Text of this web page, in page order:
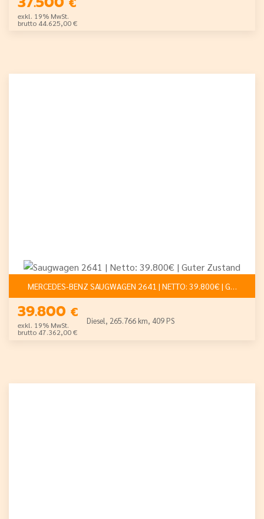
exkl. 19% MwSt.
brutto 44.625,00 €
MERCEDES-BENZ SAUGWAGEN 2641 | NETTO: 39.800€ |
39.800 €
exkl. 19% MwSt.
brutto 47.362,00 €
Diesel, 265.766 km, 409 PS